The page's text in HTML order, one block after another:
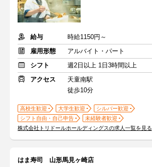
給与
時給1150円～
雇用形態
アルバイト・パート
シフト
週2日以上 1日3時間以上
アクセス
天童南駅
徒歩10分
高校生歓迎 大学生歓迎
シルバー歓迎
シフト自由・自己申告
未経験者歓迎
株式会社トリドールホールディングスの求人一覧を見る
はま寿司 山形馬見ヶ崎店